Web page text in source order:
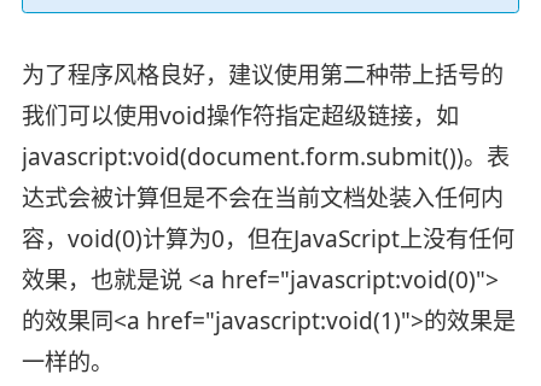
为了程序风格良好，建议使用第二种带上括号的
我们可以使用void操作符指定超级链接，如
javascript:void(document.form.submit())。表
达式会被计算但是不会在当前文档处装入任何内
容，void(0)计算为0，但在JavaScript上没有任何
效果，也就是说 <a href="javascript:void(0)">
的效果同<a href="javascript:void(1)">的效果是
一样的。